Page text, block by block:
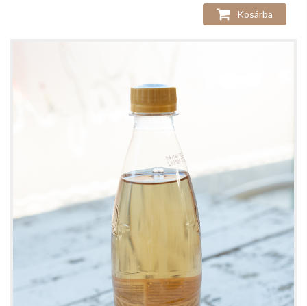
Kosárba